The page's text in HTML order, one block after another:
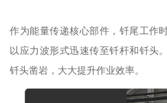
作为能量传递核心部件，钎尾工作
以应力波形式迅速传至钎杆和钎头
钎头凿岩，大大提升作业效率。